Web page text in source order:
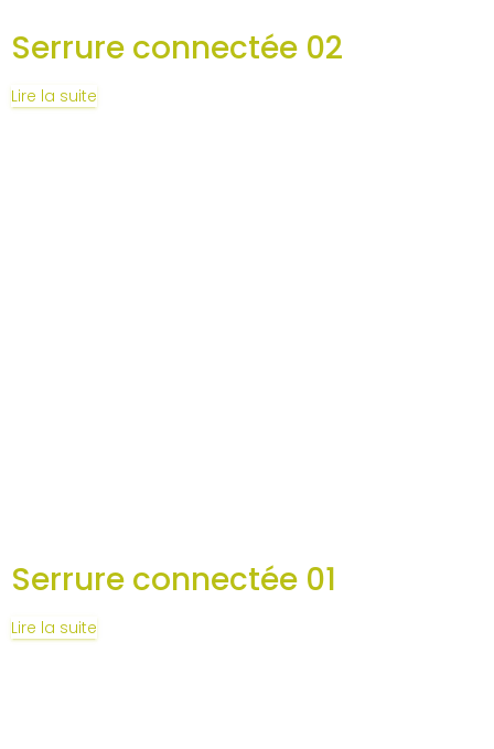
Serrure connectée 02
Lire la suite
Serrure connectée 01
Lire la suite